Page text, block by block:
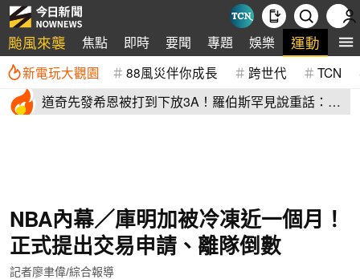
颱風來襲 焦點 即時 要聞 專題 娛樂 運動 全
新電玩大觀園 88風災伴你成長 跨世代 TCN
道奇先發希恩被打到下放3A！羅伯斯罕見說重話：他
NBA內幕／庫明加被冷凍近一個月！
正式提出交易申請、離隊倒數
記者廖聿偉/綜合報導